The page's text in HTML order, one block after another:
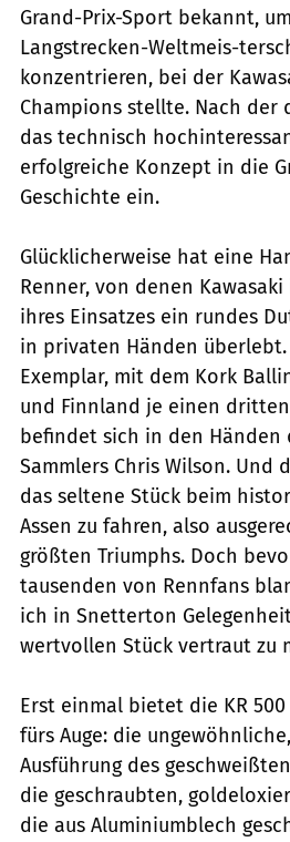
Grand-Prix-Sport bekannt,
Langstrecken-Weltmeis-
konzentrieren, bei der
Champions stellte. Nach der
das technisch
erfolgreiche Konzept in die
Geschichte ein.
Glücklicherweise hat eine
Renner, von denen
ihres Einsatzes ein rundes
in privaten Händen
Exemplar, mit dem Kork
und Finnland je einen
befindet sich in den Händen
Sammlers Chris Wilson. Und
das seltene Stück beim
Assen zu fahren, also
größten Triumphs. Doch
tausenden von Rennfans
ich in Snetterton
wertvollen Stück vertraut zu
Erst einmal bietet die KR
fürs Auge: die
Ausführung des
die geschraubten,
die aus Aluminiumblech